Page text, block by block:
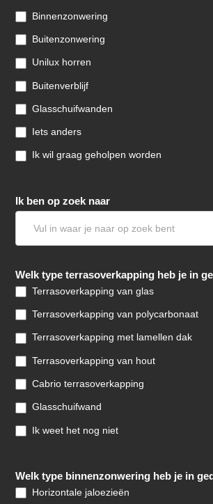
Binnenzonwering
Buitenzonwering
Unilux horren
Buitenverblijf
Glasschuifwanden
Iets anders
Ik wil graag geholpen worden
Ik ben op zoek naar
Welk type terrasoverkapping heb je in
Terrasoverkapping van glas
Terrasoverkapping van polycarbonaat
Terrasoverkapping met lamellen dak
Terrasoverkapping van hout
Cabrio terrasoverkapping
Glasschuifwand
Ik weet het nog niet
Welk type binnenzonwering heb je in
Horizontale jaloezieën